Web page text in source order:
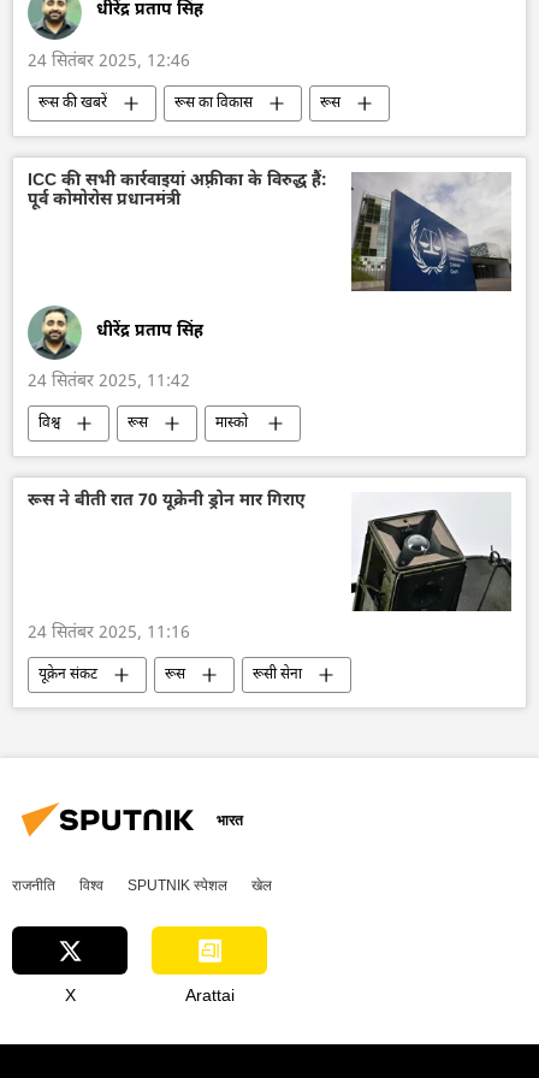
धीरेंद्र प्रताप सिंह
24 सितंबर 2025, 12:46
रूस की खबरें रूस का विकास
रूस
मास्को
Su-30SM
लड़ाकू विमान
रोस्टेक
रूसी सैन्य तकनीक
सैन्य तकनीक
सैन्य तकनीकी सहयोग
ICC की सभी कार्रवाइयां अफ़्रीका के विरुद्ध हैं:
पूर्व कोमोरोस प्रधानमंत्री
धीरेंद्र प्रताप सिंह
24 सितंबर 2025, 11:42
विश्व रूस
मास्को
अंतर्राष्ट्रीय आपराधिक न्यायालय (ICC)
गाज़ा पट्टी
हमास
पश्चिमीकरण सामूहिक पश्चिम
रूस ने बीती रात 70 यूक्रेनी ड्रोन मार गिराए
24 सितंबर 2025, 11:16
यूक्रेन संकट रूस
रूसी सेना
रक्षा मंत्रालय (MoD)
यूक्रेन
भारत
राजनीति विश्व SPUTNIK स्पेशल खेल
X Arattai